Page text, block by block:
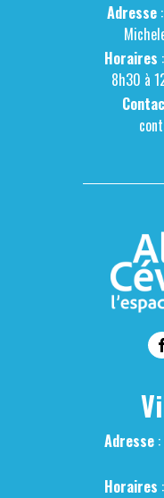
Adresse
Horaires
8h30 à
Adresse:
Horaires